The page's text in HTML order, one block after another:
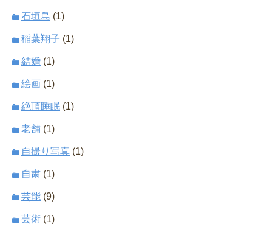
石垣島 (1)
稲葉翔子 (1)
結婚 (1)
絵画 (1)
絶頂睡眠 (1)
老舗 (1)
自撮り写真 (1)
自粛 (1)
芸能 (9)
芸術 (1)